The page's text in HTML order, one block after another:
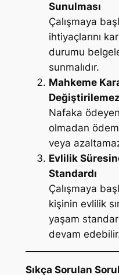
Sunulması
Çalışmaya
ihtiyaçlarını
durumu
sunmalıdır.
Mahkeme
Değiştirilemez
Nafaka
olmadan
veya
Evlilik
Standardı
Çalışmaya
kişinin evlilik
yaşam
devam
Sıkça Sorulan